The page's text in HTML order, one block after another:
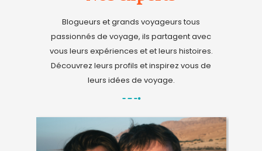
Blogueurs et grands voyageurs tous
passionnés de voyage, ils partagent avec
vous leurs expériences et et leurs histoires.
Découvrez leurs profils et inspirez vous de
leurs idées de voyage.